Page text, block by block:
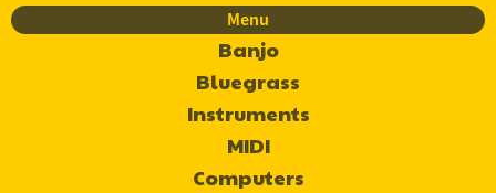
Menu
Banjo
Bluegrass
Instruments
MIDI
Computers